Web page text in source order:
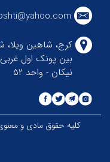
کرج، شاهین ویلا،
بین پونک اول
نیکان - واحد ۵۲
کلیه حقوق مادی و